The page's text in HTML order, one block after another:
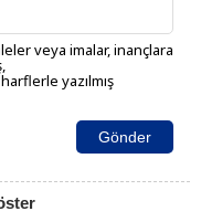
veya imalar, inançlara
yazılmış
Gönder